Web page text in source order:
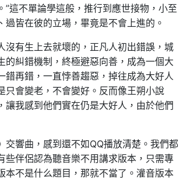
這不單論學這般，推行到應世接物，小至
皆在彼的立場，畢竟是不會上進的。
有生上去就壞的，正凡人初出錯誤，城
糾錯機制，終極避惡向善，成為一個大
再錯，一直悖善趨惡，掉往成為大好人
只會變老，不會變好。反而像王朔小說
我感到他們實在仍是大好人，由於他們
響曲，感到還不如QQ播放清楚。我們都
伴侶認為聽音樂不用講求版本，只需專
不是什么題目，那就不當了。灌音版本